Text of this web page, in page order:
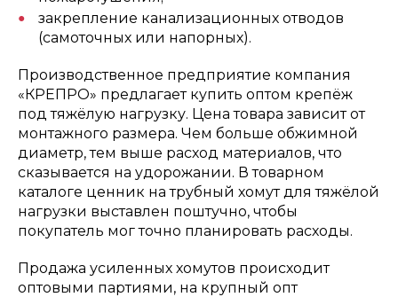
закрепление канализационных отводов
(самоточных или напорных).
Производственное предприятие компания
«КРЕПРО» предлагает купить оптом крепёж
под тяжёлую нагрузку. Цена товара зависит от
монтажного размера. Чем больше обжимной
диаметр, тем выше расход материалов, что
сказывается на удорожании. В товарном
каталоге ценник на трубный хомут для тяжёлой
нагрузки выставлен поштучно, чтобы
покупатель мог точно планировать расходы.
Продажа усиленных хомутов происходит
оптовыми партиями, на крупный опт